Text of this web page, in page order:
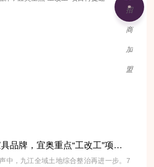
擦亮九江家具品牌，宜奥重点“工改工”项目再提速
中，九江全域土地综合整治再进一步。7
加盟咨询